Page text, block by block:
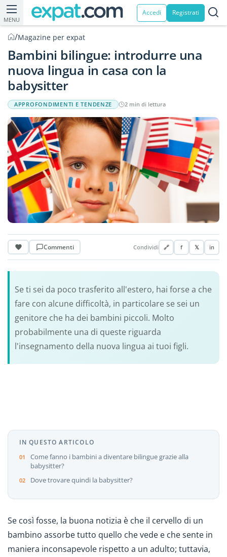
MENU
Accedi Registrati
/Magazine per expat
Bambini bilingue: introdurre una
nuova lingua in casa con la
babysitter
APPROFONDIMENTI E TENDENZE 2 min di lettura
Commenti Condividi 🔗 f 𝕏 in
Se ti sei da poco trasferito all'estero, hai forse a che
fare con alcune difficoltà, in particolare se sei un
genitore che ha dei bambini piccoli. Molto
probabilmente una di queste riguarda
l'insegnamento della nuova lingua ai tuoi figli.
IN QUESTO ARTICOLO
Come fanno i bambini a diventare bilingue grazie alla
babysitter?
Dove trovare quindi la babysitter?
Se così fosse, la buona notizia è che il cervello di un
bambino assorbe tutto quello che vede e che sente in
maniera inconsapevole rispetto a un adulto; tuttavia,